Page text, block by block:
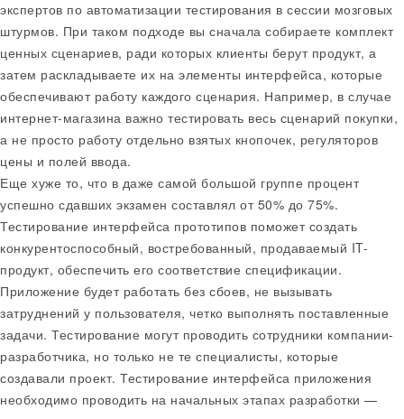
экспертов по автоматизации тестирования в сессии мозговых
штурмов. При таком подходе вы сначала собираете комплект
ценных сценариев, ради которых клиенты берут продукт, а
затем раскладываете их на элементы интерфейса, которые
обеспечивают работу каждого сценария. Например, в случае
интернет-магазина важно тестировать весь сценарий покупки,
а не просто работу отдельно взятых кнопочек, регуляторов
цены и полей ввода.
Еще хуже то, что в даже самой большой группе процент
успешно сдавших экзамен составлял от 50% до 75%.
Тестирование интерфейса прототипов поможет создать
конкурентоспособный, востребованный, продаваемый IT-
продукт, обеспечить его соответствие спецификации.
Приложение будет работать без сбоев, не вызывать
затруднений у пользователя, четко выполнять поставленные
задачи. Тестирование могут проводить сотрудники компании-
разработчика, но только не те специалисты, которые
создавали проект. Тестирование интерфейса приложения
необходимо проводить на начальных этапах разработки —